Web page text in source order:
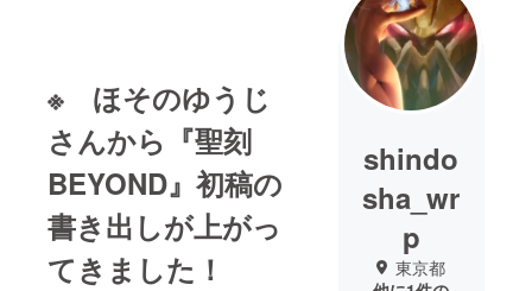
※ ほそのゆうじ
さんから『聖刻
BEYOND』初稿の
書き出しが上がっ
てきました！
shindo
sha_wr
p
東京都